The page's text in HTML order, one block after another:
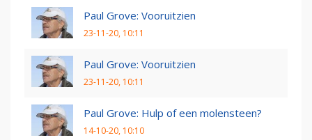
Paul Grove: Vooruitzien
23-11-20, 10:11
Paul Grove: Vooruitzien
23-11-20, 10:11
Paul Grove: Hulp of een molensteen?
14-10-20, 10:10